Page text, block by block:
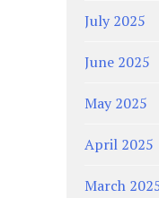
July 2025
June 2025
May 2025
April 2025
March